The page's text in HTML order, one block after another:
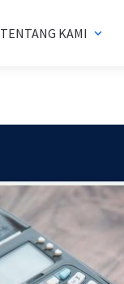
TENTANG KAMI expand_more